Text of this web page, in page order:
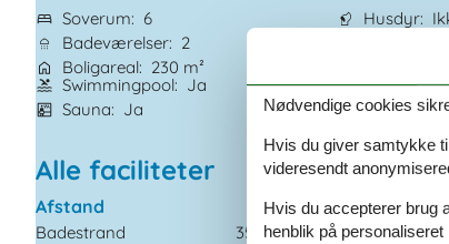
Soverum
6
Badeværelser
2
Boligareal
230 m²
Husdyr
Afstand
Swimmingpool
Ja
Sauna
Ja
Ikkeryger
Alle faciliteter
Afstand
Badestrand
350 m
Børn
Børneseng
Nødvendige cookies
Hvis du giver samtykke
videresendt
Hvis du accepterer brug
henblik på